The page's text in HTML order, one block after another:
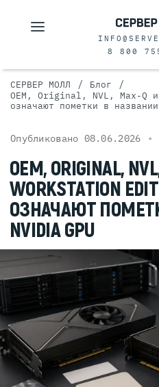
8 800
СЕРВЕР МОЛЛ / Блог /
OEM, Original, NVL, Max-
означают пометки в
Опубликовано 08.06.2026
OEM, ORIGINAL,
WORKSTATION
ОЗНАЧАЮТ
NVIDIA GPU